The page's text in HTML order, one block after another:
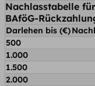
Nachlasstabelle
BAföG-
Darlehen bis (€)
500
1.000
1.500
2.000